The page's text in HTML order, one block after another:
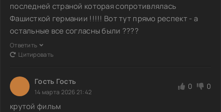
последней страной которая сопротивлялась
Фашисткой германии !!!!! Вот тут прямо респект - а
остальные все согласны были ????
Ответить
Цитировать
Гость Гость
14 марта 2026 21:42
0 0
крутой фильм